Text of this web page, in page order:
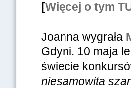
[Więcej o tym
Joanna wygrała
Gdyni. 10 maja
świecie
niesamowita